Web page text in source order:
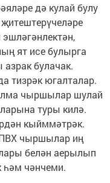
дә кулай булу
ят исе булырга
булачак.
тизрәк югалталар.
чыршылар шулай
туры килә.
кыйммәтрәк.
чыршылар иң
белән аерылып
чәнчеми.